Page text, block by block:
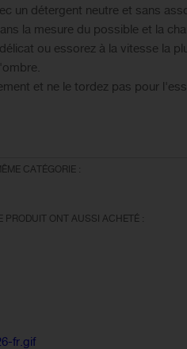
un détergent neutre et sans
la mesure du possible et la
ou essorez à la vitesse la
et ne le tordez pas pour
CATÉGORIE :
PRODUIT ONT AUSSI ACHETÉ :